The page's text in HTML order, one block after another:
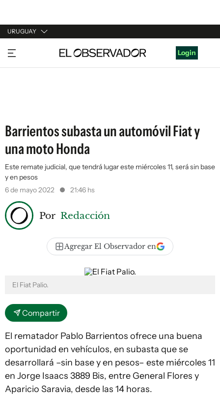
URUGUAY
URUGUAY
ARGENTINA
Login
Barrientos subasta un automóvil Fiat y
una moto Honda
Este remate judicial, que tendrá lugar este miércoles 11, será sin base
y en pesos
6 de mayo 2022
21:46 hs
Por Redacción
Agregar El Observador en
El Fiat Palio.
Compartir
El rematador Pablo Barrientos ofrece una buena
oportunidad en vehículos, en subasta que se
desarrollará –sin base y en pesos– este miércoles 11
en Jorge Isaacs 3889 Bis, entre General Flores y
Aparicio Saravia, desde las 14 horas.